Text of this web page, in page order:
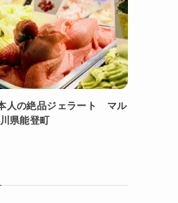
人の絶品ジェラート マル
県能登町